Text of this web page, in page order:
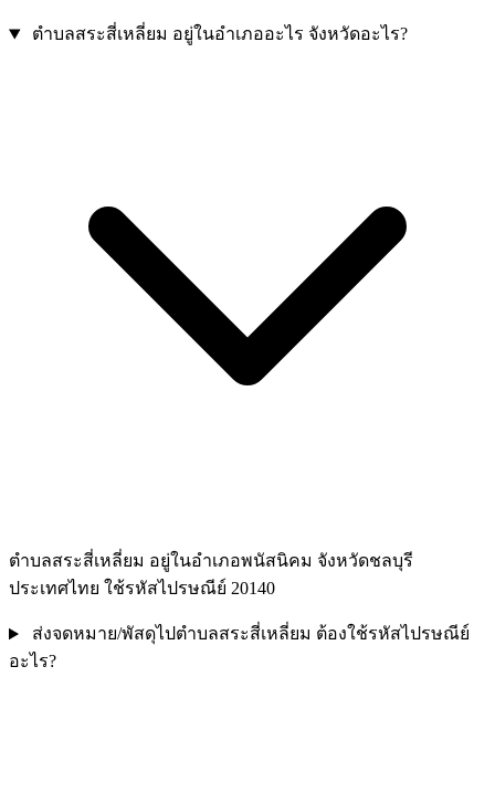
ตำบลสระสี่เหลี่ยม อยู่ในอำเภออะไร จังหวัดอะไร?
ตำบลสระสี่เหลี่ยม อยู่ในอำเภอพนัสนิคม จังหวัดชลบุรี
ประเทศไทย ใช้รหัสไปรษณีย์ 20140
ส่งจดหมาย/พัสดุไปตำบลสระสี่เหลี่ยม ต้องใช้รหัสไปรษณีย์
อะไร?